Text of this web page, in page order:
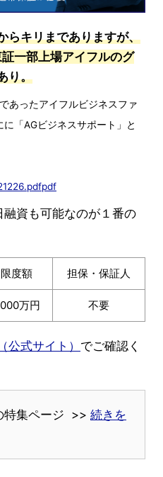
らキリまでありますが、
一部上場アイフルのグ
り。
あったアイフルビジネスファ
「AGビジネスサポート」と
資も可能なのが１番の
限度額 担保・保証人
万円 不要
公式サイト） でご確認く
特集ページ >> 続きを